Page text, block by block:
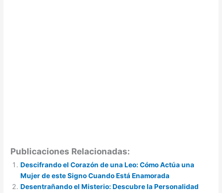
Publicaciones Relacionadas:
Descifrando el Corazón de una Leo: Cómo Actúa una
Mujer de este Signo Cuando Está Enamorada
Desentrañando el Misterio: Descubre la Personalidad